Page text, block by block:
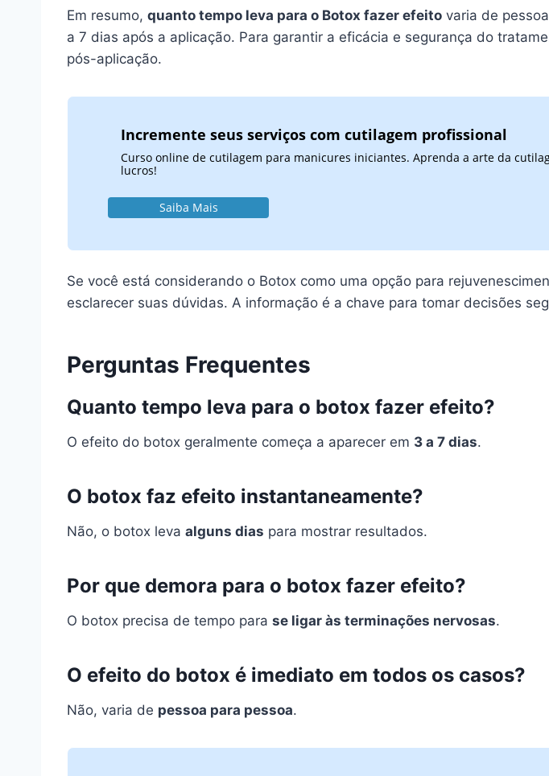
Em resumo, quanto tempo leva para o Botox fazer efeito varia de
a 7 dias após a aplicação. Para garantir a eficácia e segurança do
pós-aplicação.
Incremente seus serviços com cutilagem profissional
Curso online de cutilagem para manicures iniciantes. Aprenda a arte da
lucros!
Saiba Mais
Se você está considerando o Botox como uma opção para
esclarecer suas dúvidas. A informação é a chave para tomar decisões
Perguntas Frequentes
Quanto tempo leva para o botox fazer efeito?
O efeito do botox geralmente começa a aparecer em 3 a 7 dias.
O botox faz efeito instantaneamente?
Não, o botox leva alguns dias para mostrar resultados.
Por que demora para o botox fazer efeito?
O botox precisa de tempo para se ligar às terminações nervosas.
O efeito do botox é imediato em todos os casos?
Não, varia de pessoa para pessoa.